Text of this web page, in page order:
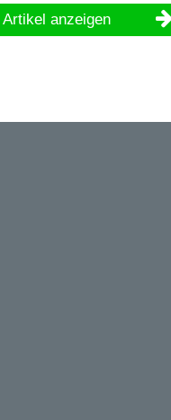
Artikel anzeigen